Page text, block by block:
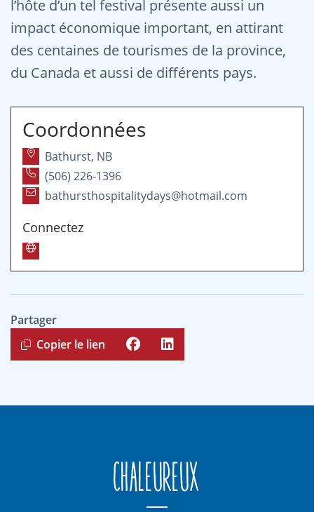
l’hôte d’un tel festival présente aussi un
impact économique important, en attirant
des centaines de tourismes de la province,
du Canada et aussi de différents pays.
Coordonnées
Bathurst, NB
(506) 226-1396
bathursthospitalitydays@hotmail.com
Connectez
Partager
Copier le lien
Chaleureux